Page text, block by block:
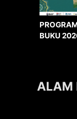
BUKU
ALAM